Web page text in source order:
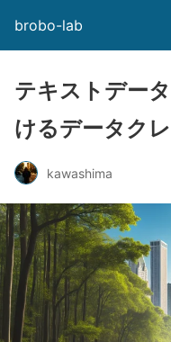
brobo-lab
テキストデー
けるデータク
kawashima